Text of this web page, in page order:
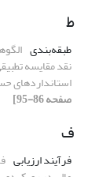
ط
طبقه‌بندی
نقد مقایسه
استانداردهای
صفحه 86-95]
ف
فرآیند ارزیابی